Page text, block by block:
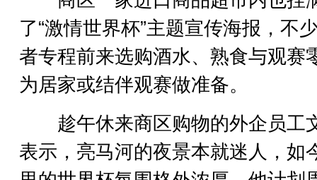
了“激情世界杯”主题宣传海报，不
者专程前来选购酒水、熟食与观赛
为居家或结伴观赛做准备。
趁午休来商区购物的外企员工
表示，亮马河的夜景本就迷人，如